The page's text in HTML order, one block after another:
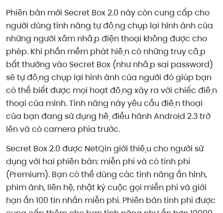
Phiên bản mới Secret Box 2.0 này còn cung cấp cho
người dùng tính năng tự động chụp lại hình ảnh của
những người xâm nhập điện thoại không được cho
phép. Khi phần mềm phát hiện có những truy cập
bất thường vào Secret Box (như nhập sai password)
sẽ tự động chụp lại hình ảnh của người đó giúp bạn
có thể biết được mọi hoạt động xảy ra với chiếc điện
thoại của mình. Tính năng này yêu cầu điện thoại
của bạn đang sử dụng hệ điều hành Android 2.3 trở
lên và có camera phía trước.
Secret Box2.0 được NetQin giới thiệu cho người sử
dụng với hai phiên bản: miễn phí và có tính phí
(Premium). Bạn có thể dùng các tính năng ẩn hình,
phim ảnh, liên hệ, nhật ký cuộc gọi miễn phí và giới
hạn ẩn 100 tin nhắn miễn phí. Phiên bản tính phí được